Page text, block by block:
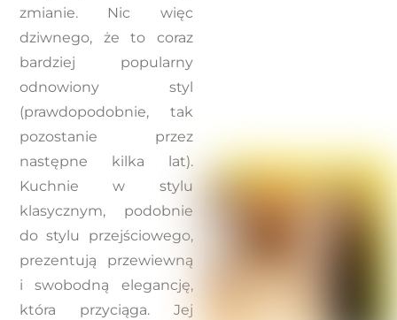
zmianie. Nic więc
dziwnego, że to coraz
bardziej popularny
odnowiony styl
(prawdopodobnie, tak
pozostanie przez
następne kilka lat).
Kuchnie w stylu
klasycznym, podobnie
do stylu przejściowego,
prezentują przewiewną
i swobodną elegancję,
która przyciąga. Jej